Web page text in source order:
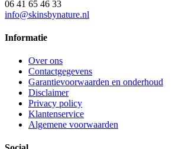
06 41 65 46 33
info@skinsbynature.nl
Informatie
Over ons
Contactgegevens
Garantievoorwaarden en onderhoud
Disclaimer
Privacy policy
Klantenservice
Algemene voorwaarden